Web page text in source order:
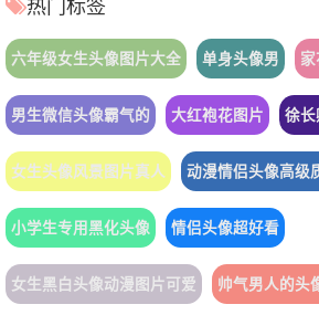
六年级女生头像图片大全 单身头像男
男生微信头像霸气的 大红袍花图片 徐
女生头像风景图片真人 动漫情侣头像高级
小学生专用黑化头像 情侣头像超好看
女生黑白头像动漫图片可爱 帅气男人的头